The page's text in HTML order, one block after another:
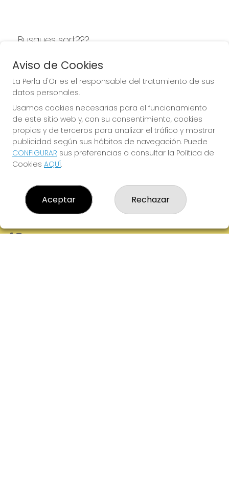
Busques sort???
LA PERLA D'OR
LA PERLA D'OR
¿Quiénes somos?
Comprar lotería
Resultados
Contacto
Empresas
Registro
Aviso de Cookies
La Perla d'Or es el responsable del tratamiento de sus
datos personales.
Usamos cookies necesarias para el funcionamiento
de este sitio web y, con su consentimiento, cookies
propias y de terceros para analizar el tráfico y mostrar
publicidad según sus hábitos de navegación. Puede
CONFIGURAR sus preferencias o consultar la Política de
Cookies AQUÍ.
Aceptar Rechazar